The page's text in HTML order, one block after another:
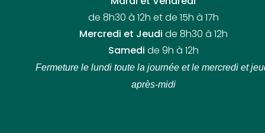
de 8h30 à 12h et de 15h à 17h
Mercredi et Jeudi de 8h30 à 12h
Samedi de 9h à 12h
Fermeture le lundi toute la journée et le mercredi et
après-midi